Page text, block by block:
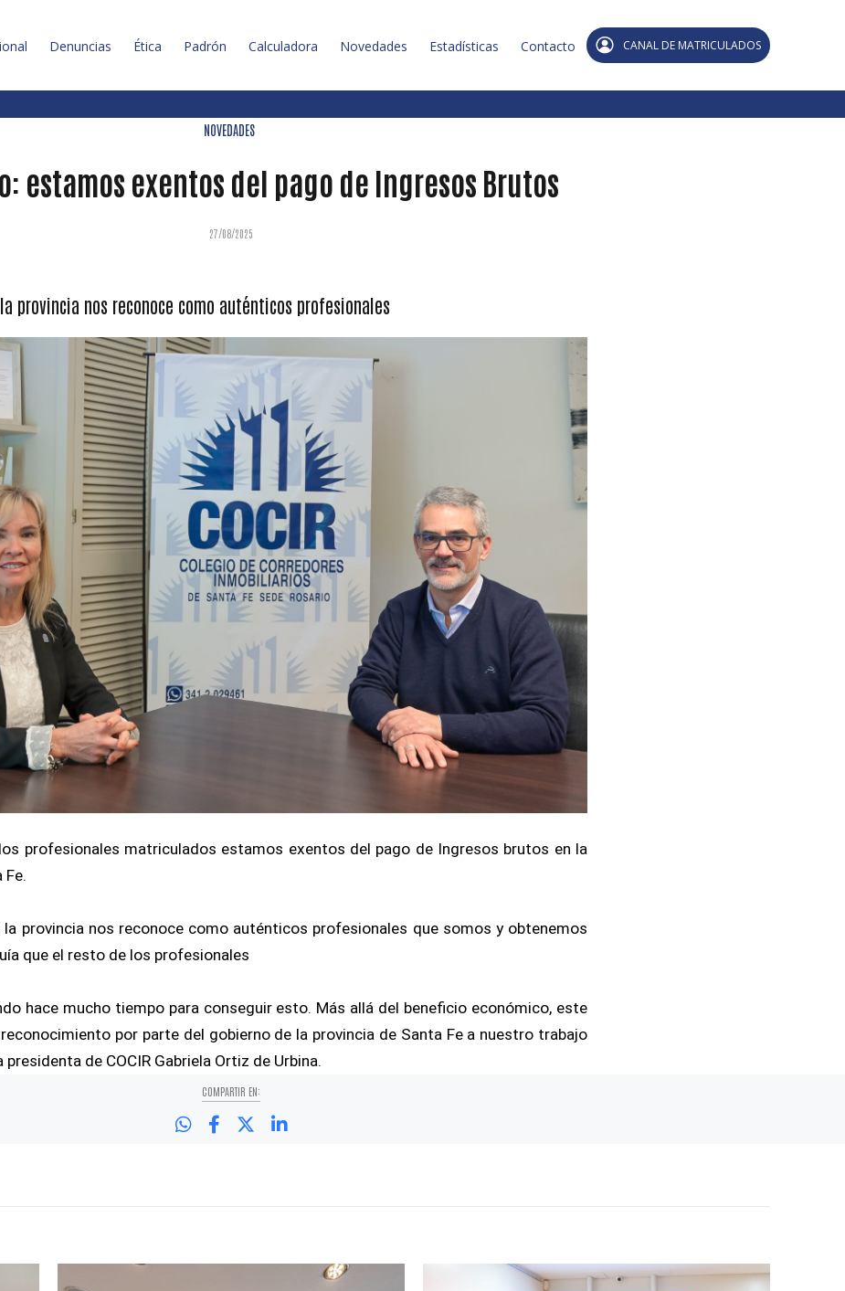
Denuncias Ética Padrón Calculadora Novedades Estadísticas Contacto CANAL DE MATRICULADOS
NOVEDADES
estamos exentos del pago de Ingresos Brutos
27/08/2025
provincia nos reconoce como auténticos profesionales
profesionales matriculados estamos exentos del pago de Ingresos brutos en la
provincia nos reconoce como auténticos profesionales que somos y obtenemos
que el resto de los profesionales
hace mucho tiempo para conseguir esto. Más allá del beneficio económico, este
por parte del gobierno de la provincia de Santa Fe a nuestro trabajo
de COCIR Gabriela Ortiz de Urbina.
COMPARTIR EN: